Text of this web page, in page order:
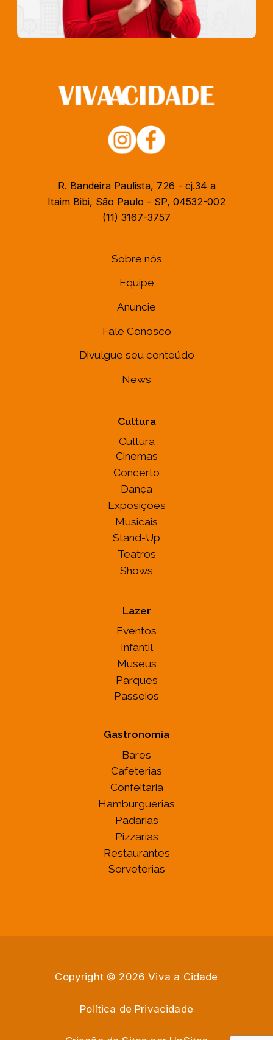
R. Bandeira Paulista, 726 - cj.34 a
Itaim Bibi, São Paulo - SP, 04532-002
(11) 3167-3757
Sobre nós
Equipe
Anuncie
Fale Conosco
Divulgue seu conteúdo
News
Cultura
Cultura
Cinemas
Concerto
Dança
Exposições
Musicais
Stand-Up
Teatros
Shows
Lazer
Eventos
Infantil
Museus
Parques
Passeios
Gastronomia
Bares
Cafeterias
Confeitaria
Hamburguerias
Padarias
Pizzarias
Restaurantes
Sorveterias
Copyright © 2026 Viva a Cidade
Política de Privacidade